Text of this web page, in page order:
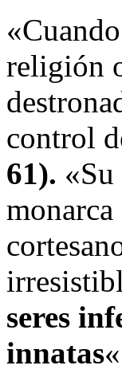
religión
control
61).
seres
innatas